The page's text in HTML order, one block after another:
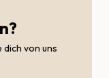
dich von uns